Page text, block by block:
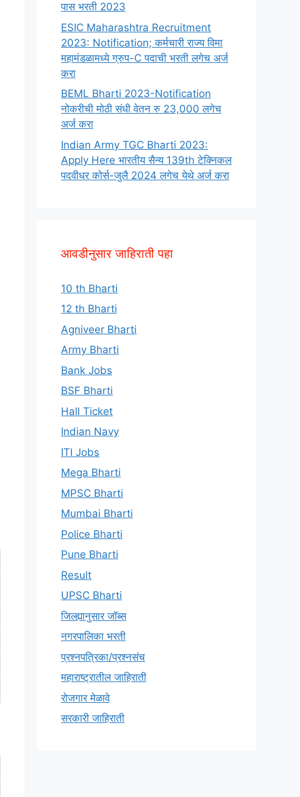
पास भरती 2023
ESIC Maharashtra Recruitment
2023: Notification; कर्मचारी राज्य विमा
महामंडळामध्ये ग्रुप-C पदाची भरती लगेच अर्ज
करा
BEML Bharti 2023-Notification
नोकरीची मोठी संधी वेतन रु 23,000 लगेच
अर्ज करा
Indian Army TGC Bharti 2023:
Apply Here भारतीय सैन्य 139th टेक्निकल
पदवीधर कोर्स-जुलै 2024 लगेच येथे अर्ज करा
आवडीनुसार जाहिराती पहा
10 th Bharti
12 th Bharti
Agniveer Bharti
Army Bharti
Bank Jobs
BSF Bharti
Hall Ticket
Indian Navy
ITI Jobs
Mega Bharti
MPSC Bharti
Mumbai Bharti
Police Bharti
Pune Bharti
Result
UPSC Bharti
जिल्ह्यानुसार जॉब्स
नगरपालिका भरती
प्रश्नपत्रिका/प्रश्नसंच
महाराष्ट्रातील जाहिराती
रोजगार मेळावे
सरकारी जाहिराती